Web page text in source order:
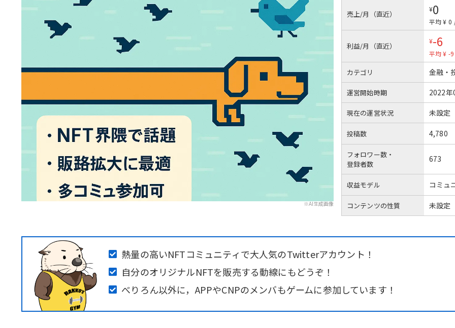
※AI生成画像
売上/月（直近）
¥0
平均 ¥ 0
利益/月（直近）
¥-6
平均 ¥ -9
カテゴリ 金融・
運営開始時期 2022年
現在の運営状況 未設定
投稿数 4,780
フォロワー数・
登録者数
673
収益モデル コミュ
コンテンツの性質 未設定
熱量の高いNFTコミュニティで大人気のTwitterアカウント！
自分のオリジナルNFTを販売する動線にもどうぞ！
べりろん以外に，APPやCNPのメンバもゲームに参加しています！